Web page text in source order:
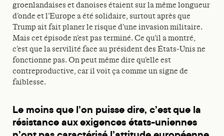
groenlandaises et danoises étaient sur la même longueur
d’onde et l’Europe a été solidaire, surtout après que
Trump ait fait planer le risque d’une invasion militaire.
Mais cet épisode n’est pas terminé. Ce qu’il a montré,
c’est que la servilité face au président des États-Unis ne
fonctionne pas. On peut même dire qu’elle est
contreproductive, car il voit ça comme un signe de
faiblesse.
Le moins que l’on puisse dire, c’est que la
résistance aux exigences états-uniennes